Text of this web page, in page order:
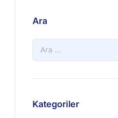
Ara
Kategoriler